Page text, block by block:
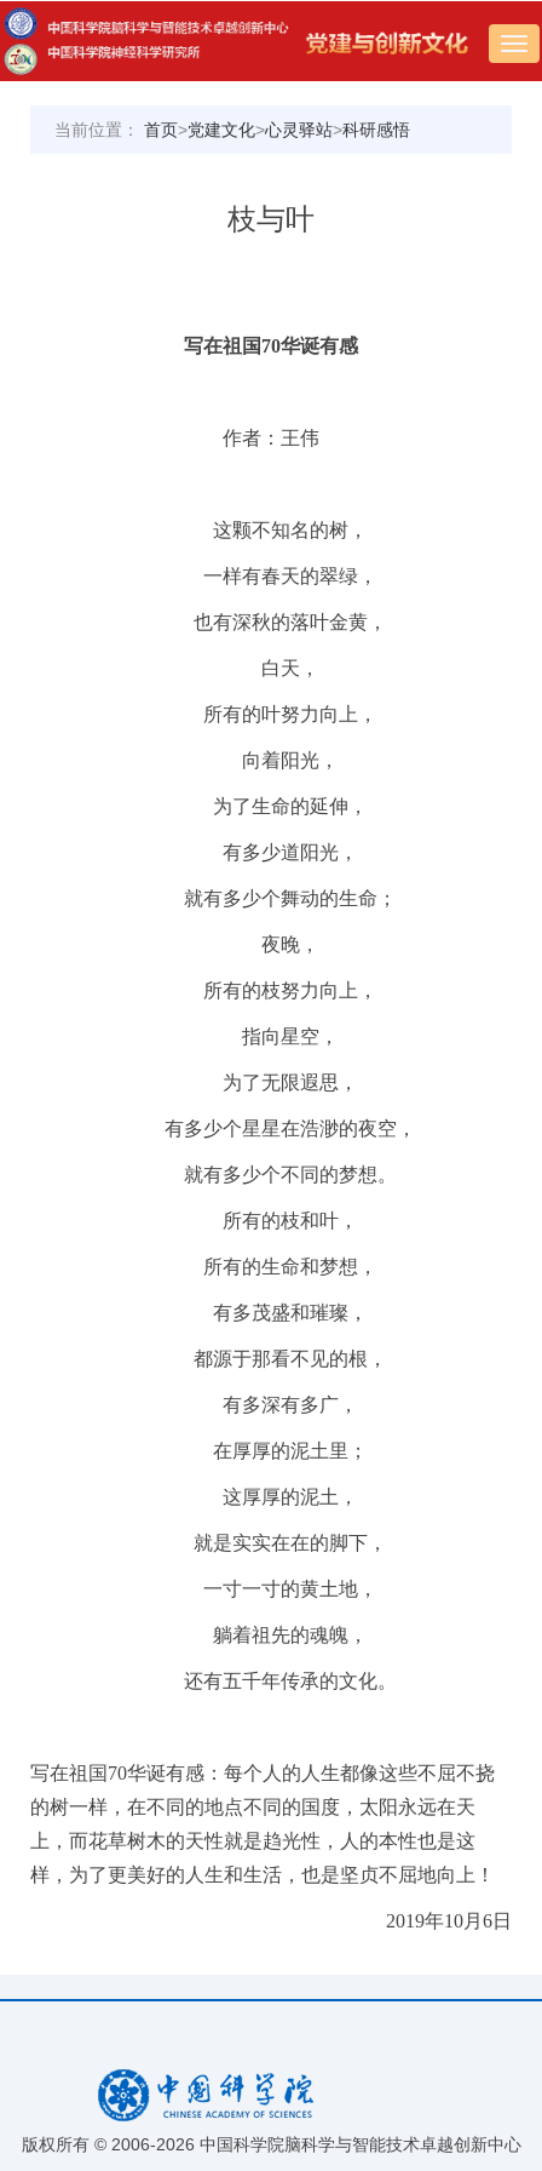
当前位置： 首页>党建文化>心灵驿站>科研感悟
枝与叶
写在祖国70华诞有感
作者：王伟
这颗不知名的树，
一样有春天的翠绿，
也有深秋的落叶金黄，
白天，
所有的叶努力向上，
向着阳光，
为了生命的延伸，
有多少道阳光，
就有多少个舞动的生命；
夜晚，
所有的枝努力向上，
指向星空，
为了无限遐思，
有多少个星星在浩渺的夜空，
就有多少个不同的梦想。
所有的枝和叶，
所有的生命和梦想，
有多茂盛和璀璨，
都源于那看不见的根，
有多深有多广，
在厚厚的泥土里；
这厚厚的泥土，
就是实实在在的脚下，
一寸一寸的黄土地，
躺着祖先的魂魄，
还有五千年传承的文化。
写在祖国70华诞有感：每个人的人生都像这些不屈不挠
的树一样，在不同的地点不同的国度，太阳永远在天
上，而花草树木的天性就是趋光性，人的本性也是这
样，为了更美好的人生和生活，也是坚贞不屈地向上！
2019年10月6日
版权所有 © 2006-2026 中国科学院脑科学与智能技术卓越创新中心